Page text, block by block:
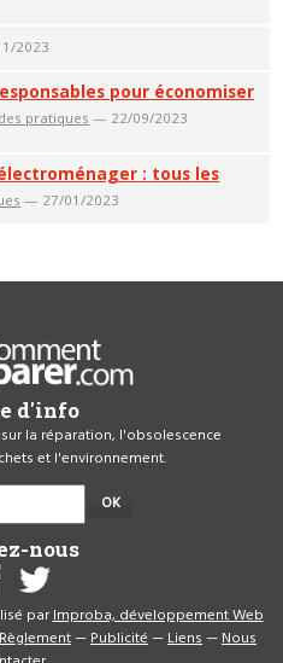
2023
pour économiser
pratiques — 22/09/2023
: tous les
— 27/01/2023
d'info
la réparation, l'obsolescence
et l'environnement.
OK
nous
parImproba, développement Web
Règlement—Publicité—Liens—Nous